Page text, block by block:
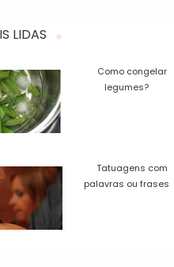
LIDAS
Como congelar
legumes?
Tatuagens com
palavras ou frases